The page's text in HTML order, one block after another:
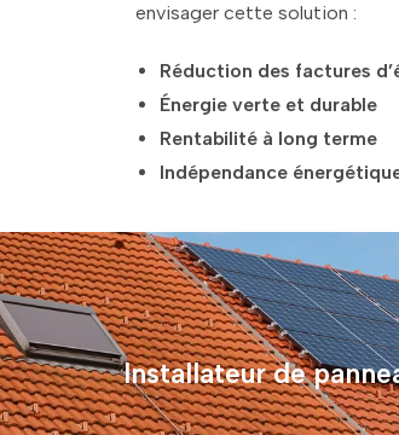
envisager cette solution :
Réduction des factures
Énergie verte et durable
Rentabilité à long terme
Indépendance
Installateur de